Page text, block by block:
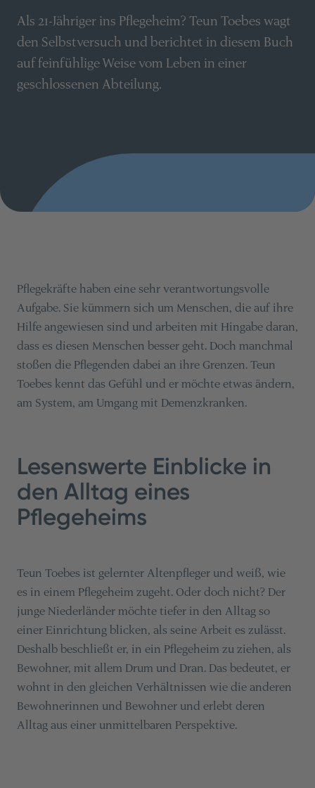
Als 21-Jähriger ins Pflegeheim? Teun Toebes wagt
den Selbstversuch und berichtet in diesem Buch
auf feinfühlige Weise vom Leben in einer
geschlossenen Abteilung.
Pflegekräfte haben eine sehr verantwortungsvolle
Aufgabe. Sie kümmern sich um Menschen, die auf ihre
Hilfe angewiesen sind und arbeiten mit Hingabe daran,
dass es diesen Menschen besser geht. Doch manchmal
stoßen die Pflegenden dabei an ihre Grenzen. Teun
Toebes kennt das Gefühl und er möchte etwas ändern,
am System, am Umgang mit Demenzkranken.
Lesenswerte Einblicke in
den Alltag eines
Pflegeheims
Teun Toebes ist gelernter Altenpfleger und weiß, wie
es in einem Pflegeheim zugeht. Oder doch nicht? Der
junge Niederländer möchte tiefer in den Alltag so
einer Einrichtung blicken, als seine Arbeit es zulässt.
Deshalb beschließt er, in ein Pflegeheim zu ziehen, als
Bewohner, mit allem Drum und Dran. Das bedeutet, er
wohnt in den gleichen Verhältnissen wie die anderen
Bewohnerinnen und Bewohner und erlebt deren
Alltag aus einer unmittelbaren Perspektive.